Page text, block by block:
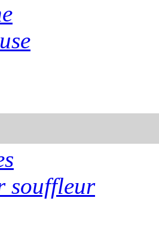
souffleur